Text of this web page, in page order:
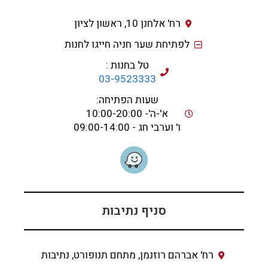
רח' אלחנן 10, ראשון לציון
לפתיחת שער חניה חייגו לחנות
טל בחנות :
03-9523333
שעות הפתיחה:
א'-ה'- 10:00-20:00
ו' וערבי חג - 09:00-14:00
סניף נתיבות
רח' אברהם רוזנמן, מתחם תנופורט, נתיבות